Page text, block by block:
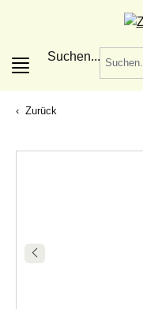
Suchen...
Zurück